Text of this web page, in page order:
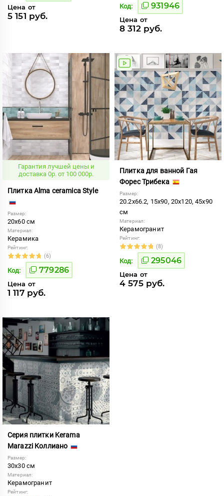
Цена от
5 151 руб.
Код: 931946
Цена от
8 312 руб.
Гарантия лучшей цены и
доставка 0р. от 100 000р.
Плитка Alma ceramica Style
Размер:
20x60 см
Материал:
Керамика
Рейтинг:
(6)
Код: 779286
Цена от
1 117 руб.
Плитка для ванной Гая
Форес Трибека
Размер:
20.2x66.2, 15x90, 20x120, 45x90
см
Материал:
Керамогранит
Рейтинг:
(8)
Код: 295046
Цена от
4 575 руб.
Серия плитки Kerama
Marazzi Коллиано
Размер:
30x30 см
Материал:
Керамогранит
Рейтинг: